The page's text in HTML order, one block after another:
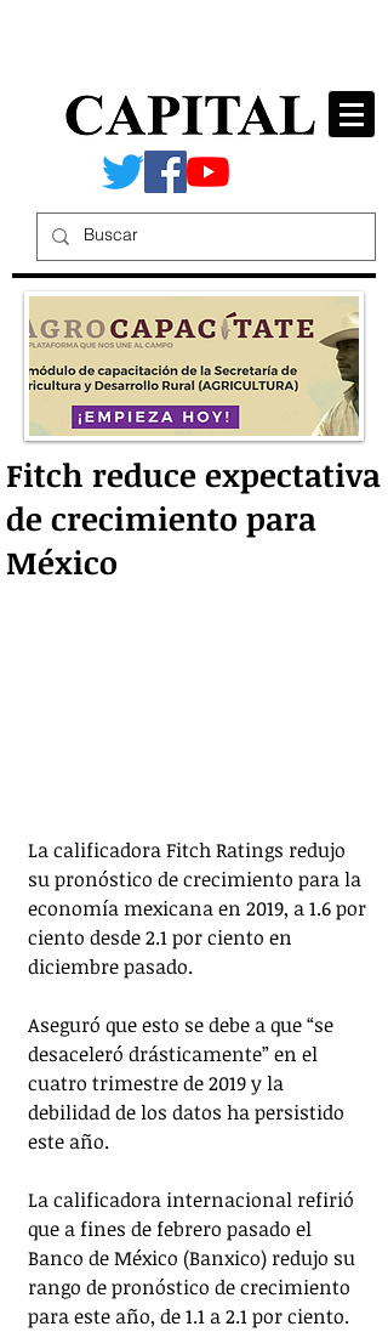
Fitch reduce expectativa
de crecimiento para
México
La calificadora Fitch Ratings redujo
su pronóstico de crecimiento para la
economía mexicana en 2019, a 1.6 por
ciento desde 2.1 por ciento en
diciembre pasado.
Aseguró que esto se debe a que “se
desaceleró drásticamente” en el
cuatro trimestre de 2019 y la
debilidad de los datos ha persistido
este año.
La calificadora internacional refirió
que a fines de febrero pasado el
Banco de México (Banxico) redujo su
rango de pronóstico de crecimiento
para este año, de 1.1 a 2.1 por ciento.